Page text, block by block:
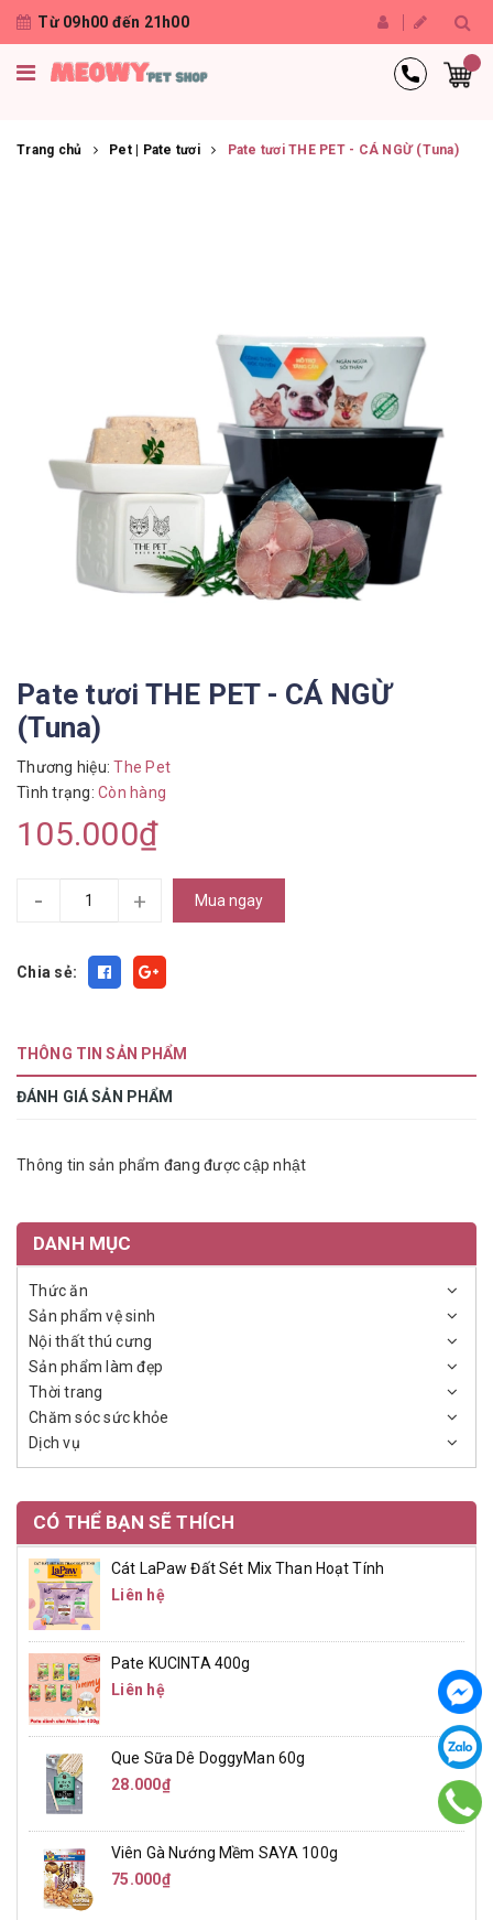
Từ 09h00 đến 21h00
Trang chủ Pet | Pate tươi Pate tươi THE PET - CÁ NGỪ (Tuna)
Pate tươi THE PET - CÁ NGỪ
(Tuna)
Thương hiệu: The Pet
Tình trạng: Còn hàng
105.000₫
- + Mua ngay
Chia sẻ:
THÔNG TIN SẢN PHẨM
ĐÁNH GIÁ SẢN PHẨM
Thông tin sản phẩm đang được cập nhật
DANH MỤC
Thức ăn
Sản phẩm vệ sinh
Nội thất thú cưng
Sản phẩm làm đẹp
Thời trang
Chăm sóc sức khỏe
Dịch vụ
CÓ THỂ BẠN SẼ THÍCH
Cát LaPaw Đất Sét Mix Than Hoạt Tính
Liên hệ
Pate KUCINTA 400g
Liên hệ
Que Sữa Dê DoggyMan 60g
28.000₫
Viên Gà Nướng Mềm SAYA 100g
75.000₫